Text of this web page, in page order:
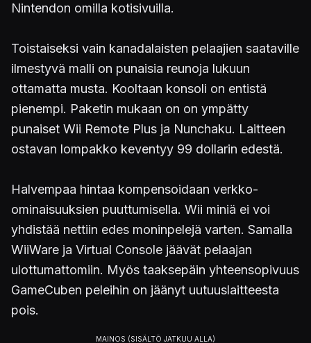
Nintendon omilla kotisivuilla.
Toistaiseksi vain kanadalaisten pelaajien saataville
ilmestyvä malli on punaisia reunoja lukuun
ottamatta musta. Kooltaan konsoli on entistä
pienempi. Paketin mukaan on on ympätty
punaiset Wii Remote Plus ja Nunchaku. Laitteen
ostavan lompakko keventyy 99 dollarin edestä.
Halvempaa hintaa kompensoidaan verkko-
ominaisuuksien puuttumisella. Wii miniä ei voi
yhdistää nettiin edes moninpelejä varten. Samalla
WiiWare ja Virtual Console jäävät pelaajan
ulottumattomiin. Myös taaksepäin yhteensopivuus
GameCuben peleihin on jäänyt uutuuslaitteesta
pois.